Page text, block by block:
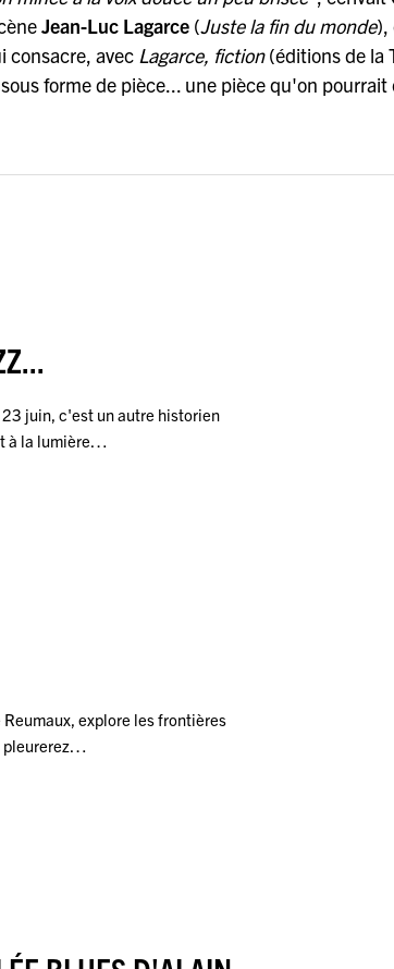
Jean-Luc Lagarce (Juste la fin du monde),
consacre, avec Lagarce, fiction(éditions de la
forme de pièce... une pièce qu'on pourrait
juin, c'est un autre historien
à la lumière…
explore les frontières